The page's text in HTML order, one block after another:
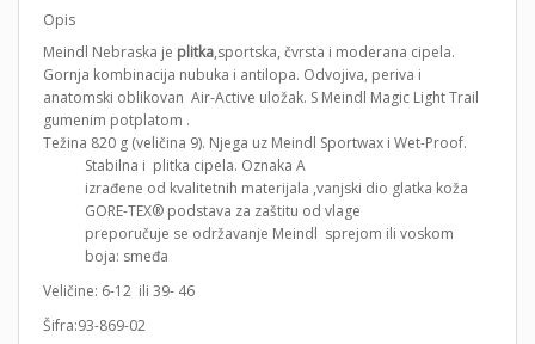
Opis
Meindl Nebraska je plitka,sportska, čvrsta i moderana cipela.
Gornja kombinacija nubuka i antilopa. Odvojiva, periva i
anatomski oblikovan Air-Active uložak. S Meindl Magic Light Trail
gumenim potplatom .
Težina 820 g (veličina 9). Njega uz Meindl Sportwax i Wet-Proof.
Stabilna i plitka cipela. Oznaka A
izrađene od kvalitetnih materijala ,vanjski dio glatka koža
GORE-TEX® podstava za zaštitu od vlage
preporučuje se održavanje Meindl sprejom ili voskom
boja: smeđa
Veličine: 6-12 ili 39- 46
Šifra:93-869-02